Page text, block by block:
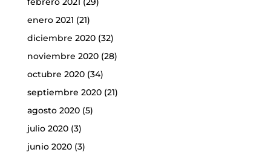
enero 2021 (21)
diciembre 2020(32)
noviembre 2020(28)
octubre 2020(34)
septiembre 2020(21)
agosto 2020(5)
julio 2020(3)
junio 2020(3)